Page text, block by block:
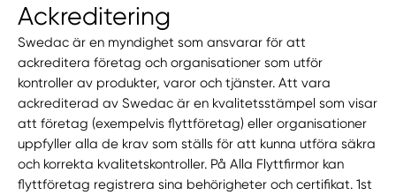
Ackreditering
Swedac är en myndighet som ansvarar för att
ackreditera företag och organisationer som utför
kontroller av produkter, varor och tjänster. Att vara
ackrediterad av Swedac är en kvalitetsstämpel som visar
att företag (exempelvis flyttföretag) eller organisationer
uppfyller alla de krav som ställs för att kunna utföra säkra
och korrekta kvalitetskontroller. På Alla Flyttfirmor kan
flyttföretag registrera sina behörigheter och certifikat. 1st